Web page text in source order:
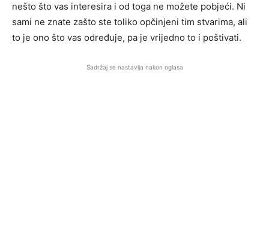
nešto što vas interesira i od toga ne možete pobjeći. Ni
sami ne znate zašto ste toliko opčinjeni tim stvarima, ali
to je ono što vas određuje, pa je vrijedno to i poštivati.
Sadržaj se nastavlja nakon oglasa